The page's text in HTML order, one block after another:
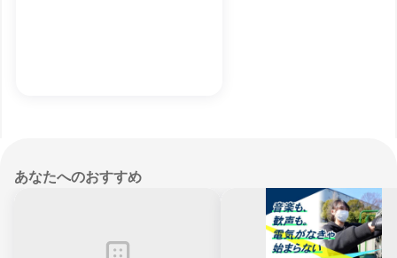
あなたへのおすすめ